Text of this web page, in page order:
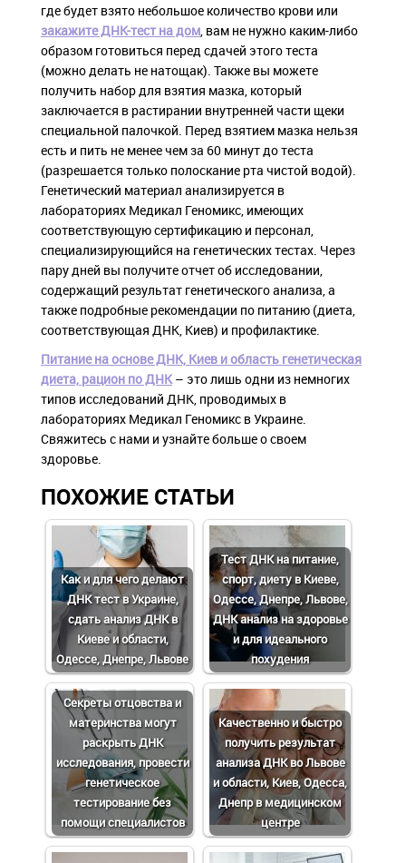
где будет взято небольшое количество крови или
закажите ДНК-тест на дом, вам не нужно каким-либо
образом готовиться перед сдачей этого теста
(можно делать не натощак). Также вы можете
получить набор для взятия мазка, который
заключается в растирании внутренней части щеки
специальной палочкой. Перед взятием мазка нельзя
есть и пить не менее чем за 60 минут до теста
(разрешается только полоскание рта чистой водой).
Генетический материал анализируется в
лабораториях Медикал Геномикс, имеющих
соответствующую сертификацию и персонал,
специализирующийся на генетических тестах. Через
пару дней вы получите отчет об исследовании,
содержащий результат генетического анализа, а
также подробные рекомендации по питанию (диета,
соответствующая ДНК, Киев) и профилактике.
Питание на основе ДНК, Киев и область генетическая
диета, рацион по ДНК– это лишь одни из немногих
типов исследований ДНК, проводимых в
лабораториях Медикал Геномикс в Украине.
Свяжитесь с нами и узнайте больше о своем
здоровье.
ПОХОЖИЕ СТАТЬИ
Как и для чего делают
ДНК тест в Украине,
сдать анализ ДНК в
Киеве и области,
Одессе, Днепре, Львове
Тест ДНК на питание,
спорт, диету в Киеве,
Одессе, Днепре, Львове,
ДНК анализ на здоровье
и для идеального
похудения
Cекреты отцовства и
материнства могут
раскрыть ДНК
исследования, провести
генетическое
тестирование без
помощи специалистов
Качественно и быстро
получить результат
анализа ДНК во Львове
и области, Киев, Одесса,
Днепр в медицинском
центре